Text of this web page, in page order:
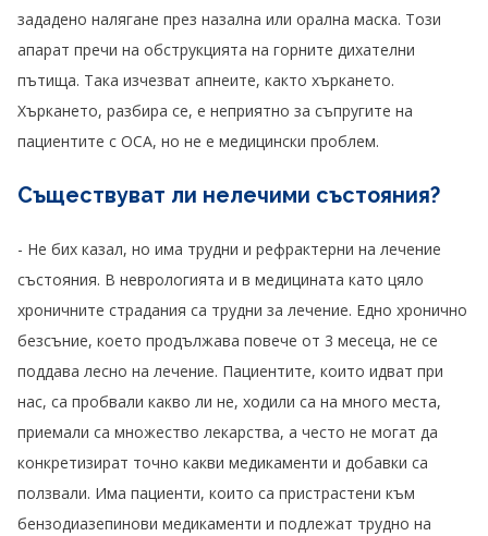
зададено налягане през назална или орална маска. Този
апарат пречи на обструкцията на горните дихателни
пътища. Така изчезват апнеите, както хъркането.
Хъркането, разбира се, е неприятно за съпругите на
пациентите с ОСА, но не е медицински проблем.
Съществуват ли нелечими състояния?
- Не бих казал, но има трудни и рефрактерни на лечение
състояния. В неврологията и в медицината като цяло
хроничните страдания са трудни за лечение. Едно хронично
безсъние, което продължава повече от 3 месеца, не се
поддава лесно на лечение. Пациентите, които идват при
нас, са пробвали какво ли не, ходили са на много места,
приемали са множество лекарства, а често не могат да
конкретизират точно какви медикаменти и добавки са
ползвали. Има пациенти, които са пристрастени към
бензодиазепинови медикаменти и подлежат трудно на